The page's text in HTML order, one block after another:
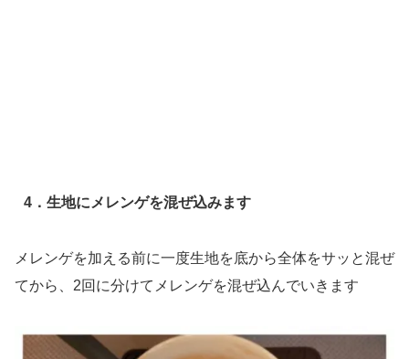
4．生地にメレンゲを混ぜ込みます
メレンゲを加える前に一度生地を底から全体をサッと混ぜ
てから、2回に分けてメレンゲを混ぜ込んでいきます